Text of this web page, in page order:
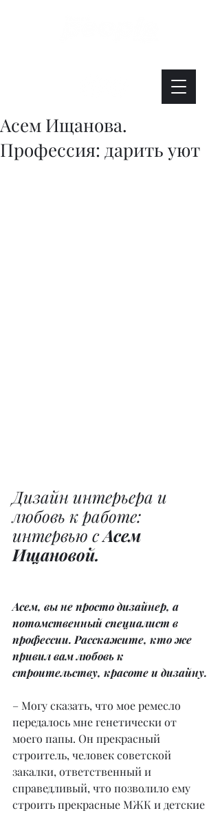
Асем Ищанова.
Профессия: дарить уют
Дизайн интерьера и
любовь к работе:
интервью с Асем
Ищановой.
Асем, вы не просто дизайнер, а
потомственный специалист в
профессии. Расскажите, кто же
привил вам любовь к
строительству, красоте и дизайну.
– Могу сказать, что мое ремесло
передалось мне генетически от
моего папы. Он прекрасный
строитель, человек советской
закалки, ответственный и
справедливый, что позволило ему
строить прекрасные МЖК и детские